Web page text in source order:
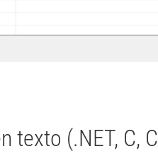
texto (.NET, C,